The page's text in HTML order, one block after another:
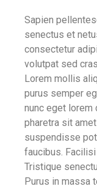
Sapien
senectus et
consectetur
volutpat sed
Lorem mollis
purus semper
nunc eget lorem
pharetra sit
suspendisse
faucibus.
Tristique
Purus in massa